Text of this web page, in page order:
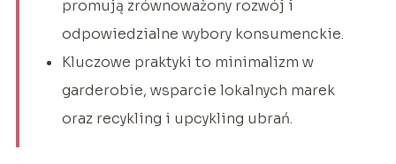
promują zrównoważony rozwój i
odpowiedzialne wybory konsumenckie.
Kluczowe praktyki to minimalizm w
garderobie, wsparcie lokalnych marek
oraz recykling i upcykling ubrań.